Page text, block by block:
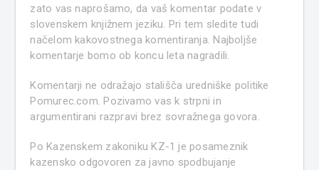
zato vas naprošamo, da vaš komentar podate v
slovenskem knjižnem jeziku. Pri tem sledite tudi
načelom kakovostnega komentiranja. Najboljše
komentarje bomo ob koncu leta nagradili.
Komentarji ne odražajo stališča uredniške politike
Pomurec.com. Pozivamo vas k strpni in
argumentirani razpravi brez sovražnega govora.
Po Kazenskem zakoniku KZ-1 je posameznik
kazensko odgovoren za javno spodbujanje